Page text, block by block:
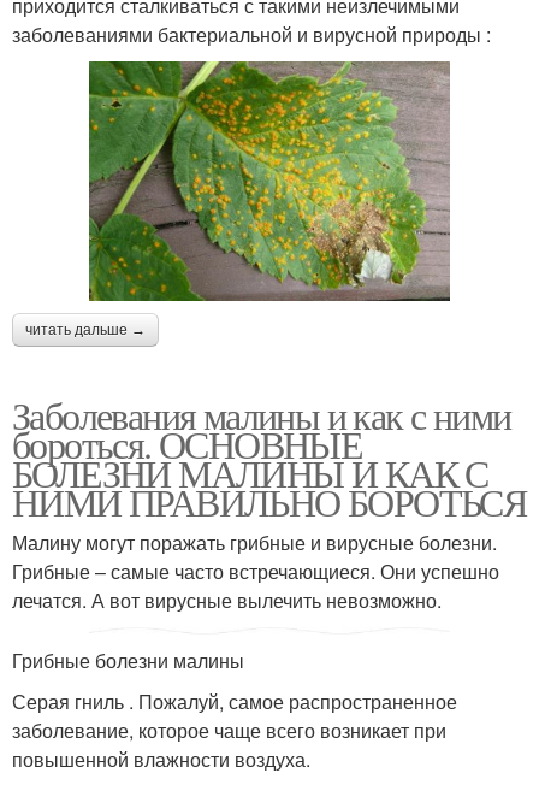
приходится сталкиваться с такими неизлечимыми
заболеваниями бактериальной и вирусной природы :
читать дальше →
Заболевания малины и как с ними
бороться. ОСНОВНЫЕ
БОЛЕЗНИ МАЛИНЫ И КАК С
НИМИ ПРАВИЛЬНО БОРОТЬСЯ
Малину могут поражать грибные и вирусные болезни.
Грибные – самые часто встречающиеся. Они успешно
лечатся. А вот вирусные вылечить невозможно.
Грибные болезни малины
Серая гниль . Пожалуй, самое распространенное
заболевание, которое чаще всего возникает при
повышенной влажности воздуха.